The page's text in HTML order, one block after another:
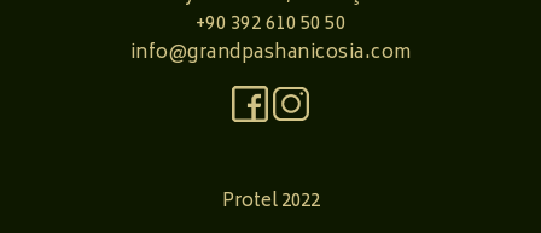
+90 392 610 50 50
info@grandpashanicosia.com
Protel 2022